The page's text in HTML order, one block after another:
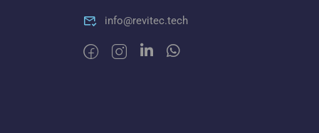
info@revitec.tech